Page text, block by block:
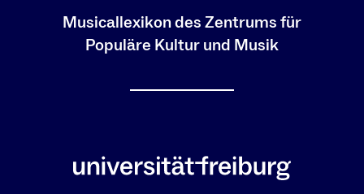
Musicallexikon des Zentrums für
Populäre Kultur und Musik